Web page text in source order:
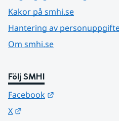
Kakor på smhi.se
Hantering av
Om smhi.se
Följ SMHI
Facebook
X